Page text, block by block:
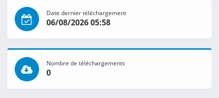
Date dernier téléchargement
06/08/2026 05:58
Nombre de téléchargements
0